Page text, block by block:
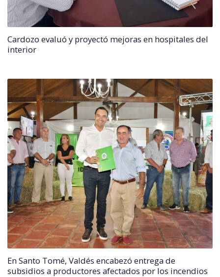
Cardozo evaluó y proyectó mejoras en hospitales del
interior
En Santo Tomé, Valdés encabezó entrega de
subsidios a productores afectados por los incendios